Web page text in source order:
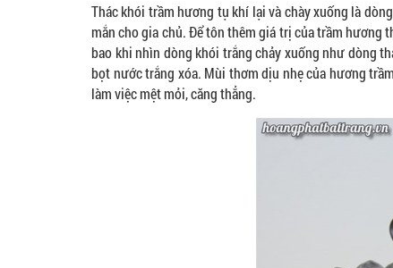
Thác khói trầm hương tụ khí lại và chày xuống là
mắn cho gia chủ. Để tôn thêm giá trị của trầm hương
bao khi nhìn dòng khói trắng chảy xuống như dòng
bọt nước trắng xóa. Mùi thơm dịu nhẹ của hương
làm việc mệt mỏi, căng thẳng.